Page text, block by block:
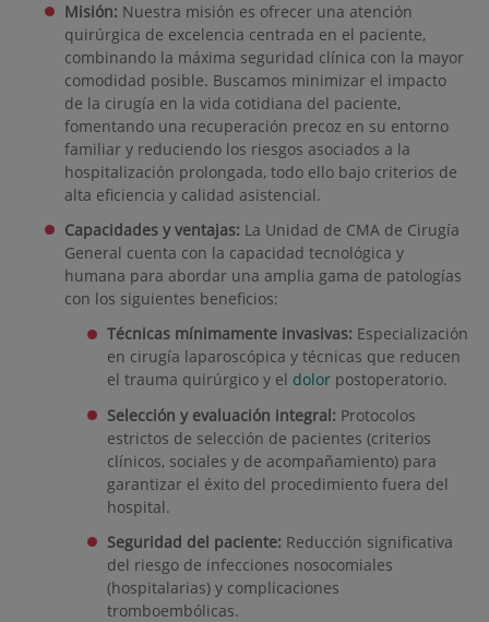
Misión: Nuestra misión es ofrecer una atención
quirúrgica de excelencia centrada en el paciente,
combinando la máxima seguridad clínica con la mayor
comodidad posible. Buscamos minimizar el impacto
de la cirugía en la vida cotidiana del paciente,
fomentando una recuperación precoz en su entorno
familiar y reduciendo los riesgos asociados a la
hospitalización prolongada, todo ello bajo criterios de
alta eficiencia y calidad asistencial.
Capacidades y ventajas: La Unidad de CMA de Cirugía
General cuenta con la capacidad tecnológica y
humana para abordar una amplia gama de patologías
con los siguientes beneficios:
Técnicas mínimamente invasivas: Especialización
en cirugía laparoscópica y técnicas que reducen
el trauma quirúrgico y el dolorpostoperatorio.
Selección y evaluación integral: Protocolos
estrictos de selección de pacientes (criterios
clínicos, sociales y de acompañamiento) para
garantizar el éxito del procedimiento fuera del
hospital.
Seguridad del paciente: Reducción significativa
del riesgo de infecciones nosocomiales
(hospitalarias) y complicaciones
tromboembólicas.